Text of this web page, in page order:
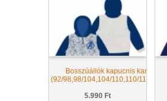
Bosszúállók kapucnis kardigán
(92/98,98/104,104/110,110/
5.990 Ft